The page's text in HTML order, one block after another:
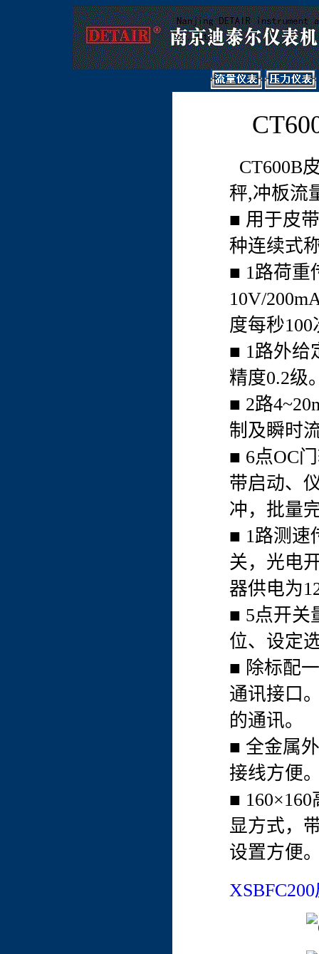
CT600B
秤,冲板流
■ 用于皮
种连续式
■ 1路荷重
10V/
度每秒
■ 1路外给
精度0.2级
■ 2路
制及瞬时
■ 6点OC
带启动、
冲，批量
■ 1路测速
关，光电
器供电为
■ 5点开关
位、设定
■ 除标配
通讯接口
的通讯。
■ 全金属
接线方便
■
显方式，
设置方便